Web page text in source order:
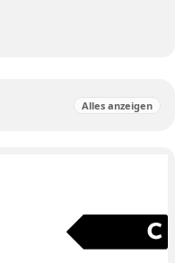
Alles anzeigen